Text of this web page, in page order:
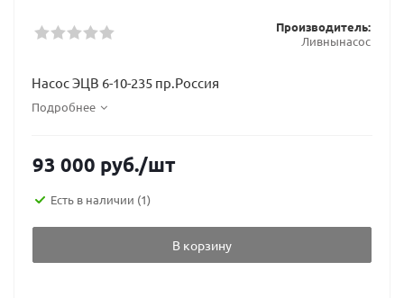
Производитель:
Ливнынасос
Насос ЭЦВ 6-10-235 пр.Россия
Подробнее
93 000 руб./шт
Есть в наличии (1)
В корзину